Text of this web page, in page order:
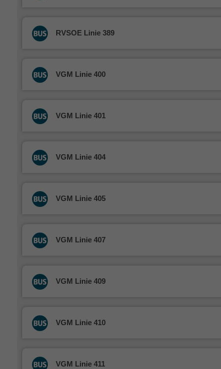
RVSOE Linie 389
VGM Linie 400
VGM Linie 401
VGM Linie 404
VGM Linie 405
VGM Linie 407
VGM Linie 409
VGM Linie 410
VGM Linie 411